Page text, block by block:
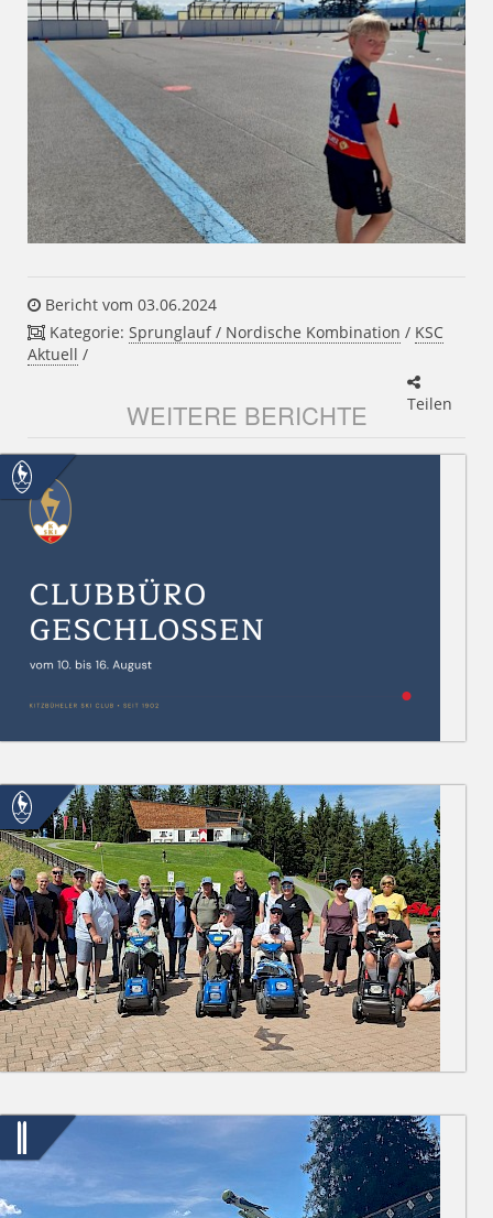
Bericht vom 03.06.2024
Kategorie: Sprunglauf / Nordische Kombination / KSC
Aktuell /
Teilen
WEITERE BERICHTE